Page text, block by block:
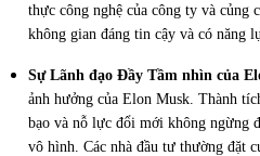
thực công nghệ của công ty và củng
không gian đáng tin cậy và có năng
Sự Lãnh đạo Đầy Tầm nhìn của
ảnh hưởng của Elon Musk. Thành
bạo và nỗ lực đổi mới không ngừng
vô hình. Các nhà đầu tư thường đặt